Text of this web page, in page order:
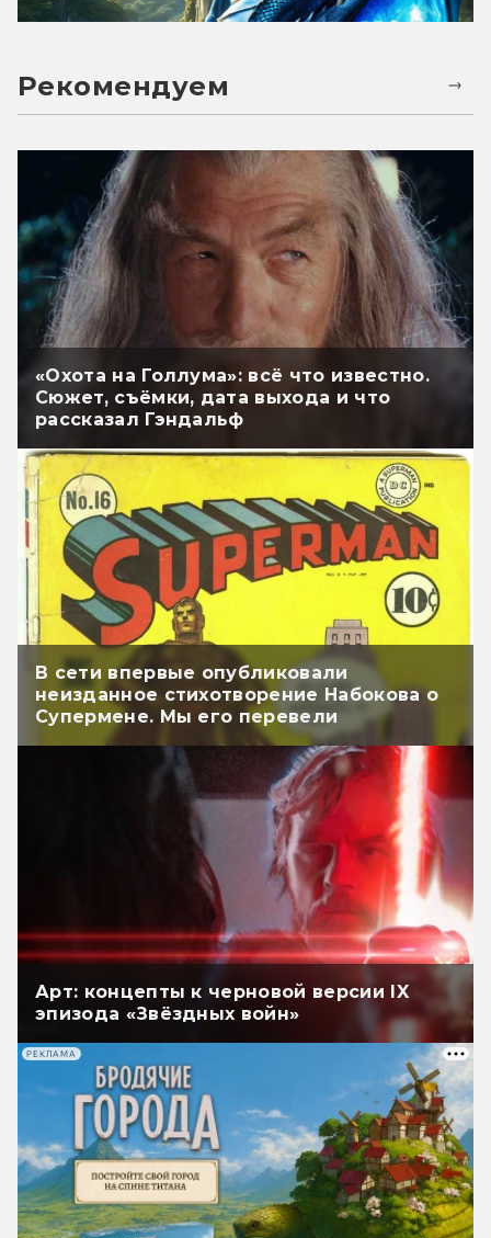
Рекомендуем
«Охота на Голлума»: всё что известно.
Сюжет, съёмки, дата выхода и что
рассказал Гэндальф
В сети впервые опубликовали
неизданное стихотворение Набокова о
Супермене. Мы его перевели
Арт: концепты к черновой версии IX
эпизода «Звёздных войн»
РЕКЛАМА